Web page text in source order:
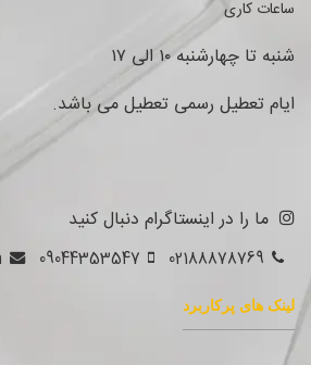
ساعات کاری
شنبه تا چهارشنبه ۱۰ الی ۱۷
ایام تعطیل رسمی تعطیل می باشد.
ما را در اینستاگرام دنبال کنید
02188878769
09044353547
لینک های پرکاربرد